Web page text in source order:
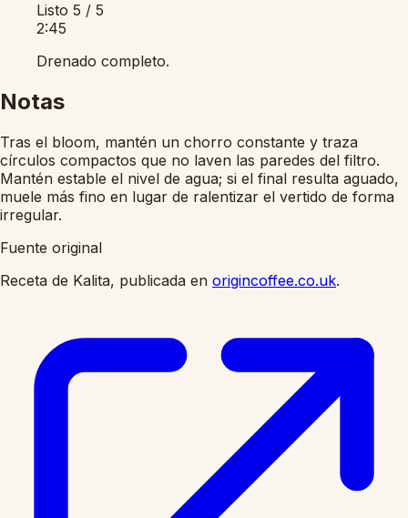
Listo 5 / 5
2:45
Drenado completo.
Notas
Tras el bloom, mantén un chorro constante y traza
círculos compactos que no laven las paredes del filtro.
Mantén estable el nivel de agua; si el final resulta aguado,
muele más fino en lugar de ralentizar el vertido de forma
irregular.
Fuente original
Receta de Kalita, publicada en origincoffee.co.uk.